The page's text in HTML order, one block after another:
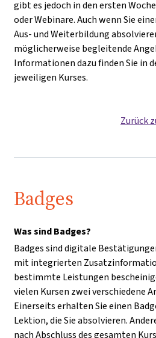
gibt es jedoch in den ersten
oder Webinare. Auch wenn Sie
Aus- und Weiterbildung
möglicherweise begleitende
Informationen dazu finden Sie in
jeweiligen Kurses.
Zurück
Badges
Was sind Badges?
Badges sind digitale
mit integrierten
bestimmte Leistungen
vielen Kursen zwei verschiedene
Einerseits erhalten Sie einen
Lektion, die Sie absolvieren.
nach Abschluss des gesamten